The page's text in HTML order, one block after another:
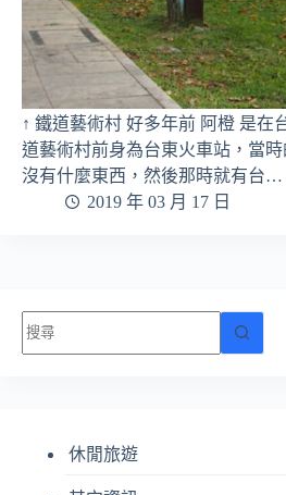
↑ 鐵道藝術村 好多年前 阿橙 是在
道藝術村前身為台東火車站，當
沒有什麼東西，然後那時就有台…
2019 年 03 月 17 日
找
不
休閒旅遊